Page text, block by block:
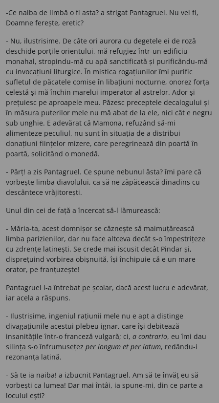
-Ce naiba de limbă o fi asta? a strigat Pantagruel. Nu vei fi,
Doamne ferește, eretic?
- Nu, ilustrisime. De câte ori aurora cu degetele ei de roză
deschide porțile orientului, mă refugiez într-un edificiu
monahal, stropindu-mă cu apă sanctificată și purificându-mă
cu invocațiuni liturgice. În mistica rogațiunilor îmi purific
sufletul de păcatele comise în libațiuni nocturne, onorez forța
celestă și mă închin marelui imperator al astrelor. Ador și
prețuiesc pe aproapele meu. Păzesc preceptele decalogului și
în măsura puterilor mele nu mă abat de la ele, nici cât e negru
sub unghie. E adevărat că Mamona, refuzând să-mi
alimenteze peculiul, nu sunt în situația de a distribui
donațiuni ființelor mizere, care peregrinează din poartă în
poartă, solicitând o monedă.
- Pârț! a zis Pantagruel. Ce spune nebunul ăsta? îmi pare că
vorbește limba diavolului, ca să ne zăpăcească dinadins cu
descântece vrăjitorești.
Unul din cei de față a încercat să-l lămurească:
- Măria-ta, acest domnișor se căznește să maimuțărească
limba parizienilor, dar nu face altceva decât s-o împestrițeze
cu zdrențe latinești. Se crede mai iscusit decât Pindar și,
disprețuind vorbirea obișnuită, își închipuie că e un mare
orator, pe franțuzește!
Pantagruel l-a întrebat pe școlar, dacă acest lucru e adevărat,
iar acela a răspuns.
- Ilustrisime, ingeniul rațiunii mele nu e apt a distinge
divagațiunile acestui plebeu ignar, care își debitează
insanitățile într-o franceză vulgară; ci, a contrario, eu îmi dau
silința s-o înfrumusețez per longum et per latum, redându-i
rezonanța latină.
- Să te ia naiba! a izbucnit Pantagruel. Am să te învăț eu să
vorbești ca lumea! Dar mai întâi, ia spune-mi, din ce parte a
locului ești?